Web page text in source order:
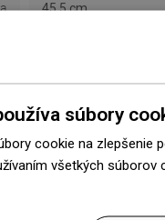
45,5 cm
13,5 cm
Čierny/Zlatý
Matný
súbory
cookie na zlepšenie
všetkých